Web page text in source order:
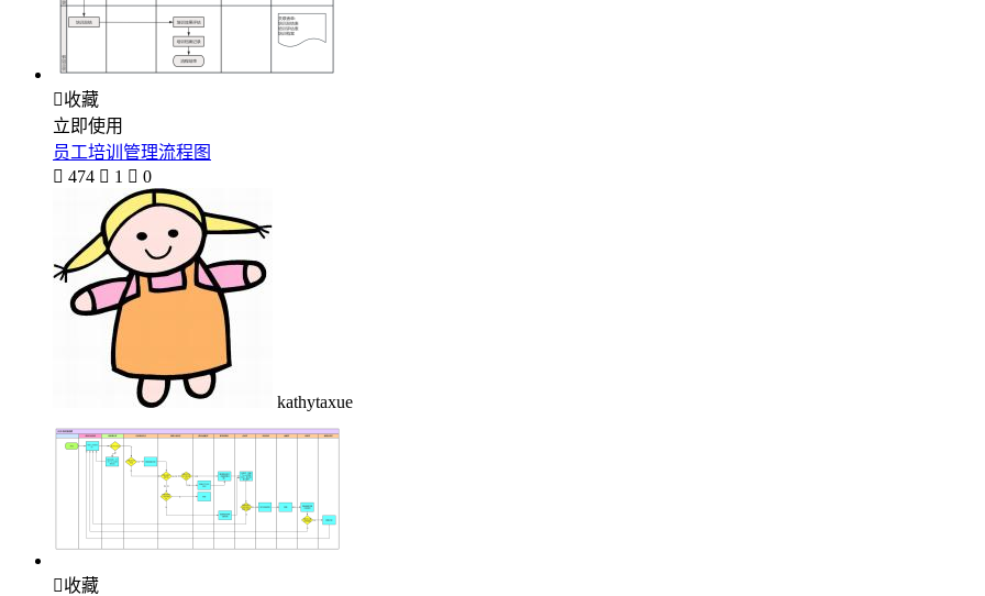
收藏
立即使用
员工培训管理流程图
 474  1  0
kathytaxue
收藏